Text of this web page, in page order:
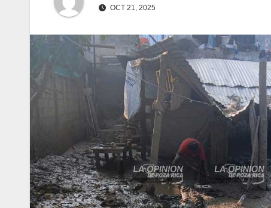
OCT 21, 2025